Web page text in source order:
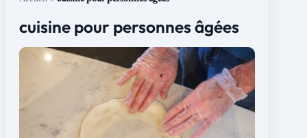
cuisine pour personnes âgées